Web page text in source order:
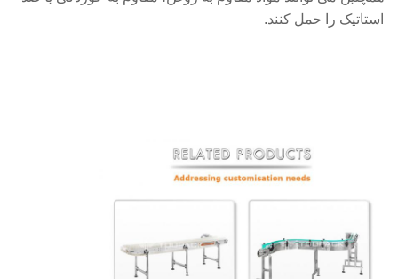
استاتیک را حمل کنند.